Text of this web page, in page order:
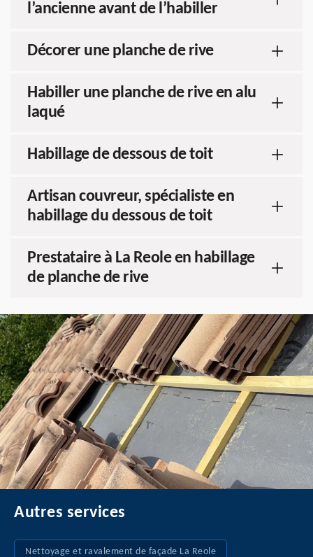
l’ancienne avant de l’habiller
Décorer une planche de rive
Habiller une planche de rive en alu
laqué
Habillage de dessous de toit
Artisan couvreur, spécialiste en
habillage du dessous de toit
Prestataire à La Reole en habillage
de planche de rive
Autres services
Nettoyage et ravalement de façade La Reole